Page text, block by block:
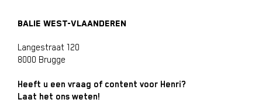
BALIE WEST-VLAANDEREN
Langestraat 120
8000 Brugge
Heeft u een vraag of content voor Henri?
Laat het ons weten!